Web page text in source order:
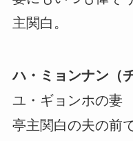
主関白。
ハ・ミョンナン（
ユ・ギョンホの妻
亭主関白の夫の前